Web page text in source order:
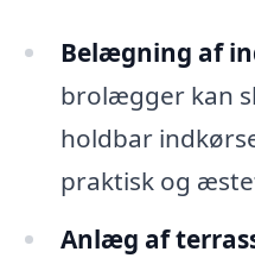
Belægning af
brolægger kan
holdbar
praktisk og
Anlæg af